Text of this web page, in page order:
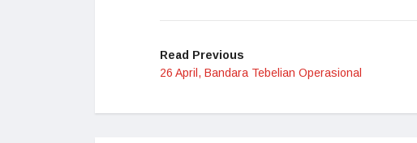
Read Previous
26 April, Bandara Tebelian Operasional